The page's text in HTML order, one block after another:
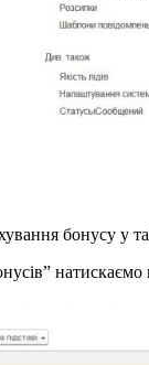
бонусу у